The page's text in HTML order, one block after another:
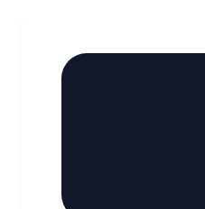
sea el valor del pip en su
y el margen requerido